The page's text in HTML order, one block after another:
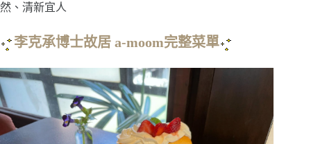
然、清新宜人
李克承博士故居 a-moom完整菜單